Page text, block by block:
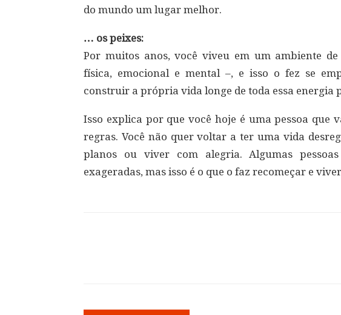
do mundo um lugar melhor.
… os peixes:
Por muitos anos, você viveu em um ambiente
física, emocional e mental –, e isso o fez se
construir a própria vida longe de toda essa energia
Isso explica por que você hoje é uma pessoa que
regras. Você não quer voltar a ter uma vida
planos ou viver com alegria. Algumas
exageradas, mas isso é o que o faz recomeçar e